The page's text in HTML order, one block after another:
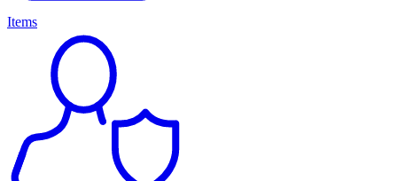
Items